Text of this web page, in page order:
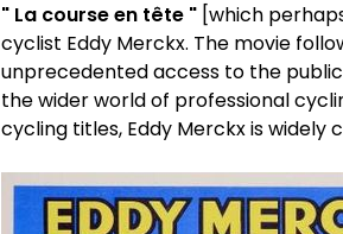
" La course en tête " [which
cyclist Eddy Merckx. The movie
unprecedented access to the
the wider world of professional
cycling titles, Eddy Merckx is